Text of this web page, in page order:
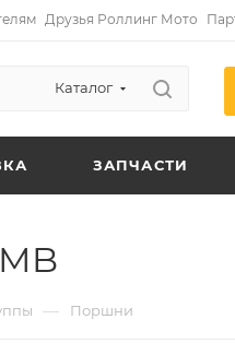
Друзья Роллинг Мото
Каталог
ЗАПЧАСТИ
— Поршни